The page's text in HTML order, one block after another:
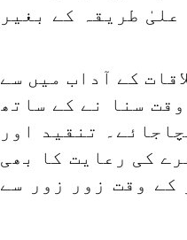
طریقہ کے بغیر
کے آداب میں سے
سنا نے کے ساتھ
تنقید اور
کی رعایت کا بھی
کے وقت زور زور سے